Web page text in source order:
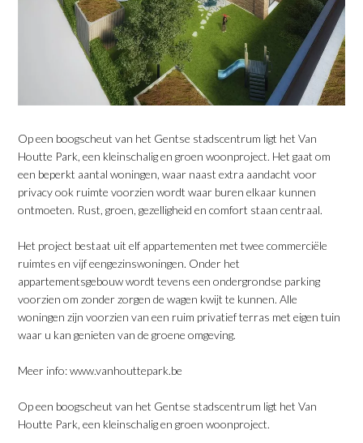
Op een boogscheut van het Gentse stadscentrum ligt het Van
Houtte Park, een kleinschalig en groen woonproject. Het gaat om
een beperkt aantal woningen, waar naast extra aandacht voor
privacy ook ruimte voorzien wordt waar buren elkaar kunnen
ontmoeten. Rust, groen, gezelligheid en comfort staan centraal.
Het project bestaat uit elf appartementen met twee commerciële
ruimtes en vijf eengezinswoningen. Onder het
appartementsgebouw wordt tevens een ondergrondse parking
voorzien om zonder zorgen de wagen kwijt te kunnen. Alle
woningen zijn voorzien van een ruim privatief terras met eigen tuin
waar u kan genieten van de groene omgeving.
Meer info:www.vanhouttepark.be
Op een boogscheut van het Gentse stadscentrum ligt het Van
Houtte Park, een kleinschalig en groen woonproject.